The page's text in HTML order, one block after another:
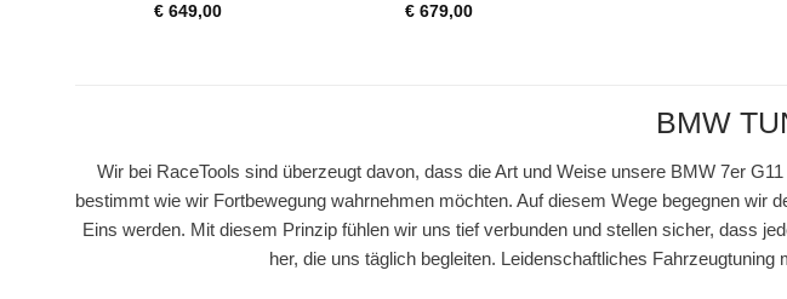
€ 649,00
€679,00
BMW
Wir bei RaceTools sind überzeugt davon, dass die Art und Weise unsere BMW 7er
bestimmt wie wir Fortbewegung wahrnehmen möchten. Auf diesem Wege begegnen
Eins werden. Mit diesem Prinzip fühlen wir uns tief verbunden und stellen sicher, dass
her, die uns täglich begleiten. Leidenschaftliches